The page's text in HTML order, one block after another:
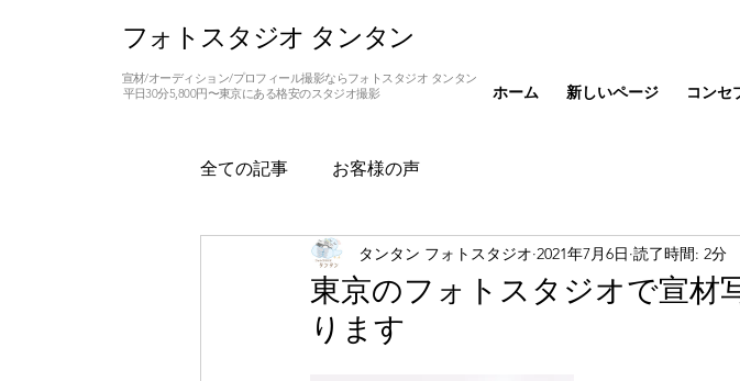
フォトスタジオ タンタン
宣材/オーディション/プロフィール撮影ならフォトスタジオ タンタン
平日30分5,800円〜東京にある格安のスタジオ撮影
ホーム 新しいページ コンセ
全ての記事 お客様の声
東京のフォトスタジオで宣材
ります
タンタン フォトスタジオ 2021年7月6日 読了時間: 2分